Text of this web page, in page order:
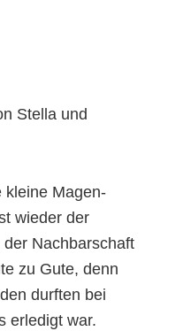
Stella und
kleine Magen-
wieder der
Nachbarschaft
zu Gute, denn
durften bei
erledigt war.